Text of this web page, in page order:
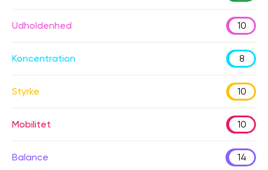
Udholdenhed 10
Koncentration 8
Styrke 10
Mobilitet 10
Balance 14